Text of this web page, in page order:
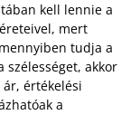
kell lennie a
mert
tudja a
akkor
értékelési
a